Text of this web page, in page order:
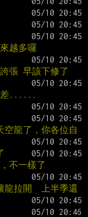
越多囉
張 早該下修了
差......
龍了，你各位自
不一樣了
龍拉開  上半季還